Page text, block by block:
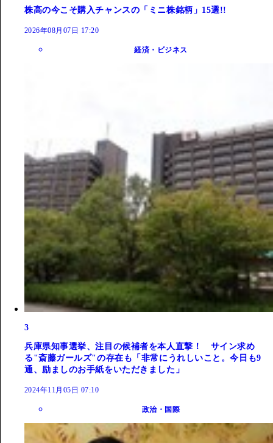
株高の今こそ購入チャンスの「ミニ株銘柄」15選!!
2026年08月07日 17:20
経済・ビジネス
3
兵庫県知事選挙、注目の候補者を本人直撃！ サイン求め
る"斎藤ガールズ"の存在も「非常にうれしいこと。今日も9
通、励ましのお手紙をいただきました」
2024年11月05日 07:10
政治・国際